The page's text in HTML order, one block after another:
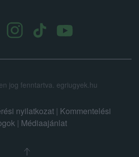
jog fenntartva. egriugyek.hu
nyilatkozat | Kommentelési
| Médiaajánlat